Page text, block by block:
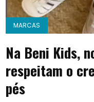
MARCAS
Na Beni Kids,
respeitam o
pés